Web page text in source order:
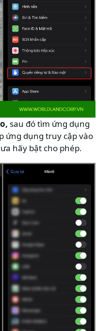
sau đó tìm ứng dụng
ứng dụng truy cập vào
hãy bật cho phép.